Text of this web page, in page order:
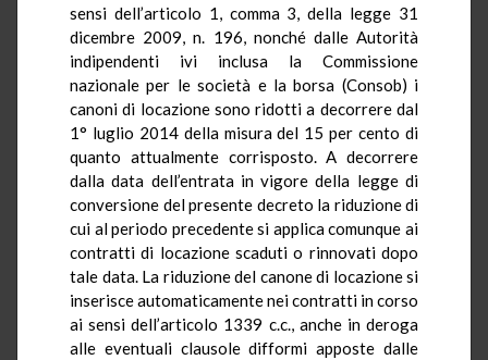
sensi dell’articolo 1, comma 3, della legge 31
dicembre 2009, n. 196, nonché dalle Autorità
indipendenti ivi inclusa la Commissione
nazionale per le società e la borsa (Consob) i
canoni di locazione sono ridotti a decorrere dal
1° luglio 2014 della misura del 15 per cento di
quanto attualmente corrisposto. A decorrere
dalla data dell’entrata in vigore della legge di
conversione del presente decreto la riduzione di
cui al periodo precedente si applica comunque ai
contratti di locazione scaduti o rinnovati dopo
tale data. La riduzione del canone di locazione si
inserisce automaticamente nei contratti in corso
ai sensi dell’articolo 1339 c.c., anche in deroga
alle eventuali clausole difformi apposte dalle